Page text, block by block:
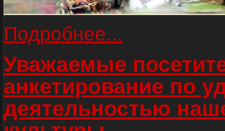
Подробнее...
Уважаемые
анкетирование по
деятельностью